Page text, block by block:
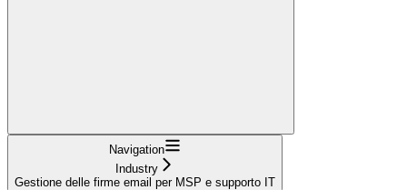
Navigation
Industry
Gestione delle firme email per MSP e supporto IT